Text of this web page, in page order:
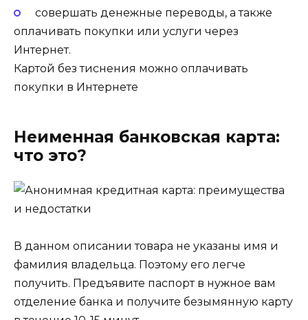
совершать денежные переводы, а также
оплачивать покупки или услуги через
Интернет.
Картой без тиснения можно оплачивать
покупки в Интернете
Неименная банковская карта:
что это?
В данном описании товара не указаны имя и
фамилия владельца. Поэтому его легче
получить. Предъявите паспорт в нужное вам
отделение банка и получите безымянную карту